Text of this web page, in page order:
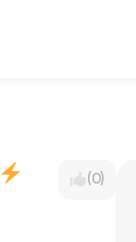
(0)